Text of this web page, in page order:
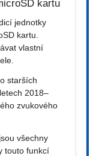
kartu
jednotky
kartu.
vlastní
starších
2018–
zvukového
všechny
touto funkcí